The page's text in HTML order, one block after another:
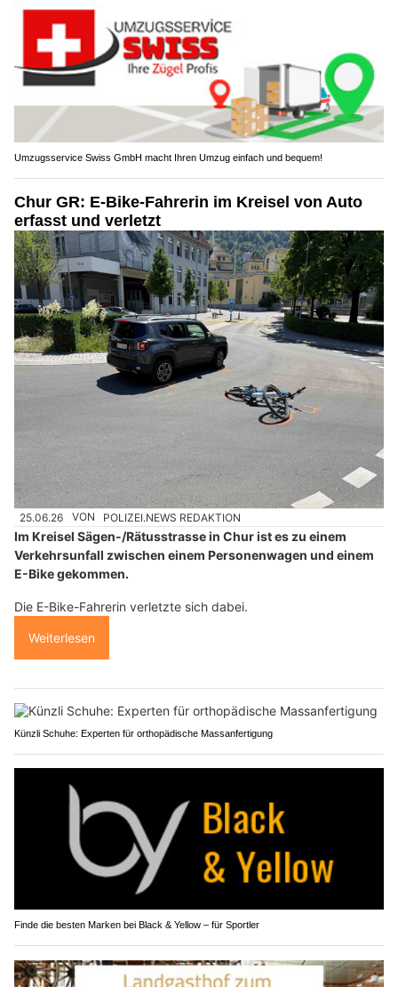
Umzugsservice Swiss GmbH macht Ihren Umzug einfach und bequem!
Chur GR: E-Bike-Fahrerin im Kreisel von Auto
erfasst und verletzt
25.06.26 VON POLIZEI.NEWS REDAKTION
Im Kreisel Sägen-/Rätusstrasse in Chur ist es zu einem
Verkehrsunfall zwischen einem Personenwagen und einem
E-Bike gekommen.
Die E-Bike-Fahrerin verletzte sich dabei.
Weiterlesen
Künzli Schuhe: Experten für orthopädische Massanfertigung
Finde die besten Marken bei Black & Yellow – für Sportler